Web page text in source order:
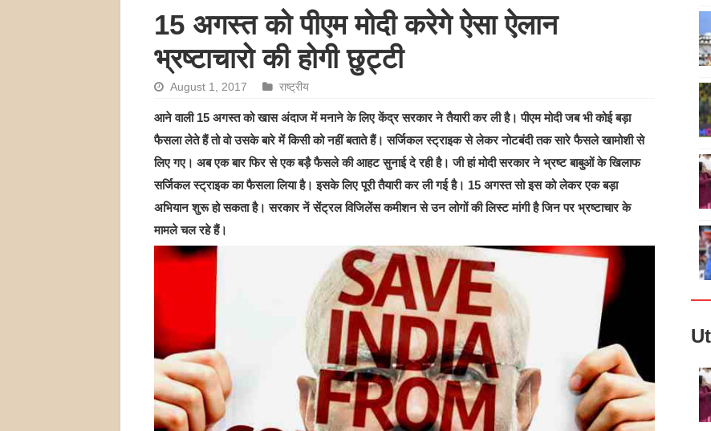
15 अगस्त को पीएम मोदी करेगे ऐसा ऐलान
भ्रष्टाचारो की होगी छुट्टी
August 1, 2017 राष्ट्रीय
आने वाली 15 अगस्त को खास अंदाज में मनाने के लिए केंद्र सरकार ने तैयारी कर ली है। पीएम मोदी जब भी कोई बड़ा
फैसला लेते हैं तो वो उसके बारे में किसी को नहीं बताते हैं। सर्जिकल स्ट्राइक से लेकर नोटबंदी तक सारे फैसले खामोशी से
लिए गए। अब एक बार फिर से एक बड़ै फैसले की आहट सुनाई दे रही है। जी हां मोदी सरकार ने भ्रष्ट बाबुओं के खिलाफ
सर्जिकल स्ट्राइक का फैसला लिया है। इसके लिए पूरी तैयारी कर ली गई है। 15 अगस्त सो इस को लेकर एक बड़ा
अभियान शुरू हो सकता है। सरकार नें सेंट्रल विजिलेंस कमीशन से उन लोगों की लिस्ट मांगी है जिन पर भ्रष्टाचार के
मामले चल रहे हैं।